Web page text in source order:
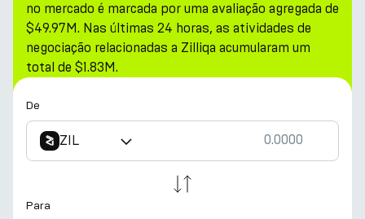
no mercado é marcada por uma avaliação agregada de
$49.97M. Nas últimas 24 horas, as atividades de
negociação relacionadas a Zilliqa acumularam um
total de $1.83M.
De
ZIL
Para